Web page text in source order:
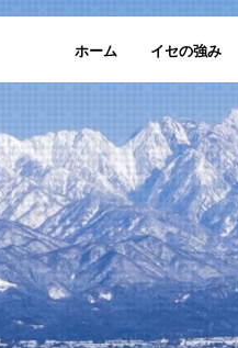
ホーム イセの強み